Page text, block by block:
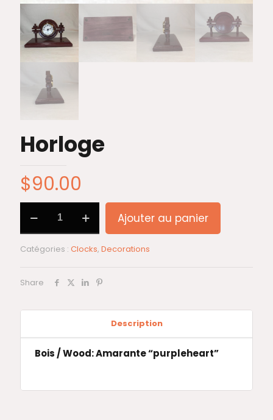
Horloge
$90.00
Horloge
Ajouter au panier
Catégories : Clocks, Decorations
Share
Description
Bois / Wood: Amarante “purpleheart”